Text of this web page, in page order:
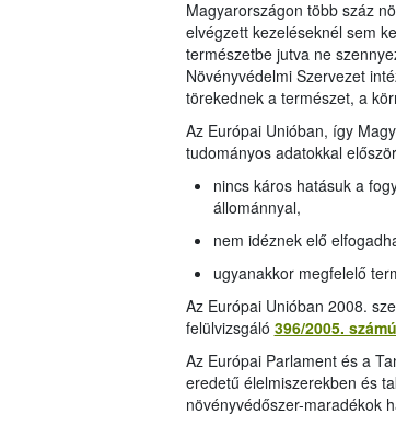
Magyarországon több száz
elvégzett kezeléseknél sem
természetbe jutva ne
Növényvédelmi Szervezet
törekednek a természet, a
Az Európai Unióban, így
tudományos adatokkal
nincs káros hatásuk a
állománnyal,
nem idéznek elő
ugyanakkor megfelelő
Az Európai Unióban 2008.
felülvizsgáló 396/2005.
Az Európai Parlament és a
eredetű élelmiszerekben és
növényvédőszer-maradékok